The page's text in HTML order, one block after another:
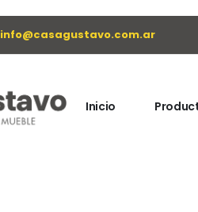
info@casagustavo.com.ar
Inicio